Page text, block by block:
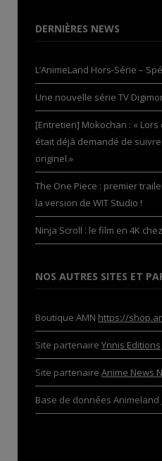
DERNIÈRES NEWS
L’AnimeLand Hors-Série –
Une nouvelle série TV
[Entretien] Mokochan : «
était déjà demandé de
originel.»
The One Piece : premier
la version de WIT Studio !
Ninja Scroll : le film en 4K
NOS AUTRES SITES ET
Boutique AMN https://
Site partenaire Ynnis Editions
Site partenaire Anime News
Base de données Animeland